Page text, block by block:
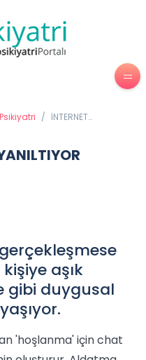
Psikiyatri / İNTERNET
aşık
gibi duygusal
'hoşlanma' için chat